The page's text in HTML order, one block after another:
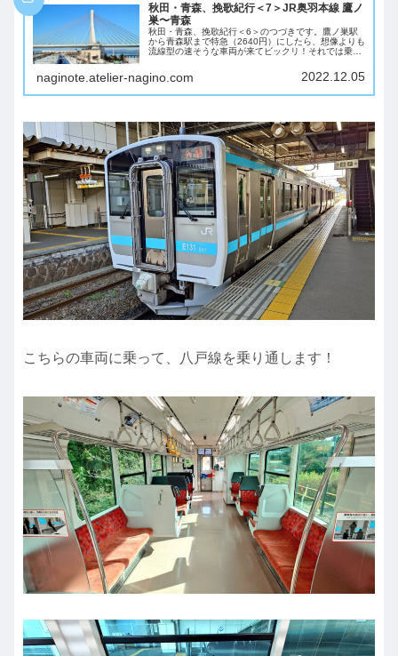
秋田・青森、挽歌紀行＜7＞JR奥羽本線 鷹ノ
巣〜青森
秋田・青森、挽歌紀行＜6＞のつづきです。鷹ノ巣駅
から青森駅まで特急（2640円）にしたら、想像よりも
流線型の速そうな車両が来てビックリ！それでは乗り
ような形をしていることに気づきました！バイバ...
naginote.atelier-nagino.com 2022.12.05
こちらの車両に乗って、八戸線を乗り通します！